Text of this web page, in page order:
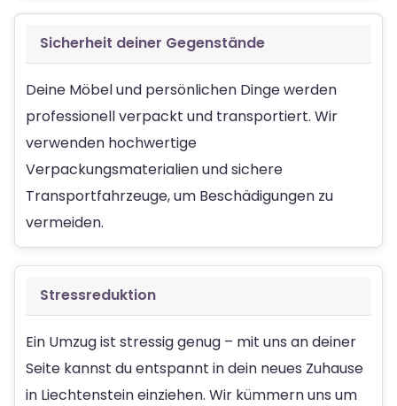
Sicherheit deiner Gegenstände
Deine Möbel und persönlichen Dinge werden
professionell verpackt und transportiert. Wir
verwenden hochwertige
Verpackungsmaterialien und sichere
Transportfahrzeuge, um Beschädigungen zu
vermeiden.
Stressreduktion
Ein Umzug ist stressig genug – mit uns an deiner
Seite kannst du entspannt in dein neues Zuhause
in Liechtenstein einziehen. Wir kümmern uns um